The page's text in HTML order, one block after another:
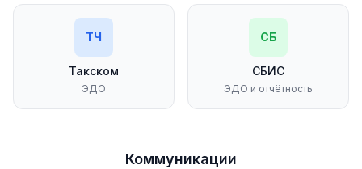
ТЧ
Такском
ЭДО
СБ
СБИС
ЭДО и отчётность
Коммуникации